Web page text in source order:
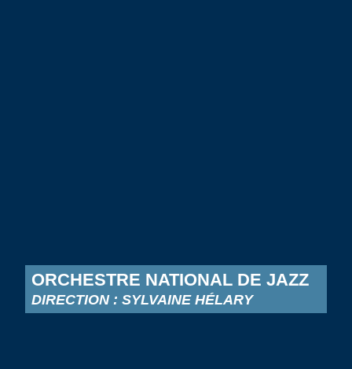
ORCHESTRE NATIONAL DE JAZZ
DIRECTION : SYLVAINE HÉLARY